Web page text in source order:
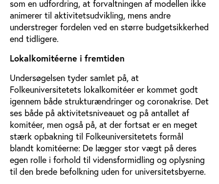
som en udfordring, at forvaltningen af modellen ikke
animerer til aktivitetsudvikling, mens andre
understreger fordelen ved en større budgetsikkerhed
end tidligere.
Lokalkomitéerne i fremtiden
Undersøgelsen tyder samlet på, at
Folkeuniversitetets lokalkomitéer er kommet godt
igennem både strukturændringer og coronakrise. Det
ses både på aktivitetsniveauet og på antallet af
komitéer, men også på, at der fortsat er en meget
stærk opbakning til Folkeuniversitetets formål
blandt komitéerne: De lægger stor vægt på deres
egen rolle i forhold til vidensformidling og oplysning
til den brede befolkning uden for universitetsbyerne.